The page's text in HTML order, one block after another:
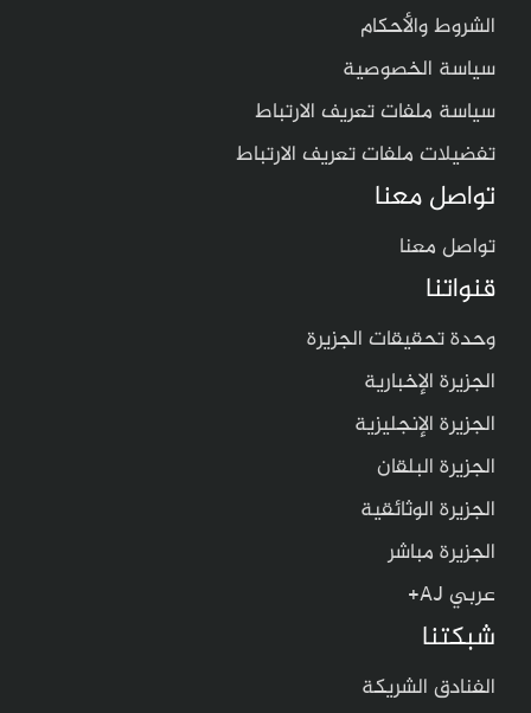
الشروط والأحكام
سياسة الخصوصية
سياسة ملفات تعريف الارتباط
تفضيلات ملفات تعريف الارتباط
تواصل معنا
تواصل معنا
قنواتنا
وحدة تحقيقات الجزيرة
الجزيرة الإخبارية
الجزيرة الإنجليزية
الجزيرة البلقان
الجزيرة الوثائقية
الجزيرة مباشر
عربي AJ+
شبكتنا
الفنادق الشريكة